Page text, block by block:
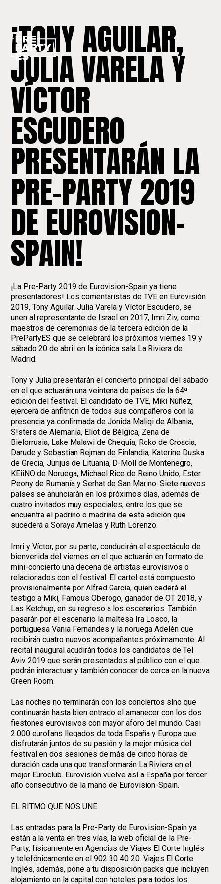
¡TONY AGUILAR,
JULIA VARELA Y
VÍCTOR
ESCUDERO
PRESENTARÁN LA
PRE-PARTY 2019
DE EUROVISION-
SPAIN!
¡La Pre-Party 2019 de Eurovision-Spain ya tiene
presentadores! Los comentaristas de TVE en Eurovisión
2019, Tony Aguilar, Julia Varela y Víctor Escudero, se
unen al representante de Israel en 2017, Imri Ziv, como
maestros de ceremonias de la tercera edición de la
PrePartyES que se celebrará los próximos viernes 19 y
sábado 20 de abril en la icónica sala La Riviera de
Madrid.
Tony y Julia presentarán el concierto principal del sábado
en el que actuarán una veintena de países de la 64ª
edición del festival. El candidato de TVE, Miki Núñez,
ejercerá de anfitrión de todos sus compañeros con la
presencia ya confirmada de Jonida Maliqi de Albania,
S!sters de Alemania, Eliot de Bélgica, Zena de
Bielorrusia, Lake Malawi de Chequia, Roko de Croacia,
Darude y Sebastian Rejman de Finlandia, Katerine Duska
de Grecia, Jurijus de Lituania, D-Moll de Montenegro,
KEiiNO de Noruega, Michael Rice de Reino Unido, Ester
Peony de Rumanía y Serhat de San Marino. Siete nuevos
países se anunciarán en los próximos días, además de
cuatro invitados muy especiales, entre los que se
encuentra el padrino o madrina de esta edición que
sucederá a Soraya Arnelas y Ruth Lorenzo.
Imri y Víctor, por su parte, conducirán el espectáculo de
bienvenida del viernes en el que actuarán en formato de
mini-concierto una decena de artistas eurovisivos o
relacionados con el festival. El cartel está compuesto
provisionalmente por Alfred Garcia, quien cederá el
testigo a Miki, Famous Oberogo, ganador de OT 2018, y
Las Ketchup, en su regreso a los escenarios. También
pasarán por el escenario la maltesa Ira Losco, la
portuguesa Vania Fernandes y la noruega Adelén que
recibirán cuatro nuevos acompañantes próximamente. Al
recital inaugural acudirán todos los candidatos de Tel
Aviv 2019 que serán presentados al público con el que
podrán interactuar y también conocer de cerca en la nueva
Green Room.
Las noches no terminarán con los conciertos sino que
continuarán hasta bien entrado el amanecer con los dos
fiestones eurovisivos con mayor aforo del mundo. Casi
2.000 eurofans llegados de toda España y Europa que
disfrutarán juntos de su pasión y la mejor música del
festival en dos sesiones de más de cinco horas de
duración cada una que transformarán La Riviera en el
mejor Euroclub. Eurovisión vuelve así a España por tercer
año consecutivo de la mano de Eurovision-Spain.
EL RITMO QUE NOS UNE
Las entradas para la Pre-Party de Eurovision-Spain ya
están a la venta en tres vías, la web oficial de la Pre-
Party, físicamente en Agencias de Viajes El Corte Inglés
y telefónicamente en el 902 30 40 20. Viajes El Corte
Inglés, además, pone a tu disposición packs que incluyen
alojamiento en la capital con hoteles para todos los